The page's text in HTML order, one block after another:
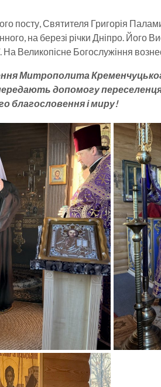
посту, Святителя Григорія
на березі річки Дніпро. Його
На Великопісне Богослужіння
Митрополита
допомогу
благословення і миру!